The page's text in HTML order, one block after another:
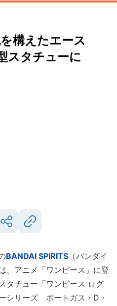
を構えたエース
スタチューに
BANDAI SPIRITS （バンダイ
、アニメ「ワンピース」に登
タチュー「ワンピース ログ
シリーズ ポートガス・D・